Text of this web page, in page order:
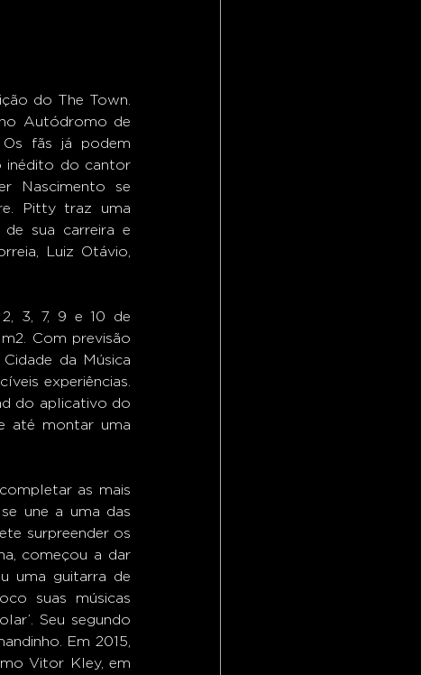
do The Town.
Autódromo de
fãs já podem
inédito do cantor
Nascimento se
Pitty traz uma
sua carreira e
Luiz Otávio,
3, 7, 9 e 10 de
Com previsão
da Música
experiências.
do aplicativo do
até montar uma
as mais
se une a uma das
surpreender os
começou a dar
uma guitarra de
suas músicas
Seu segundo
Em 2015,
Vitor Kley, em